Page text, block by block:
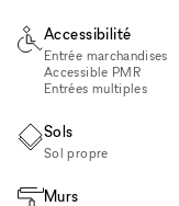
Accessibilité
Entrée marchandises
Accessible PMR
Entrées multiples
Sols
Sol propre
Murs